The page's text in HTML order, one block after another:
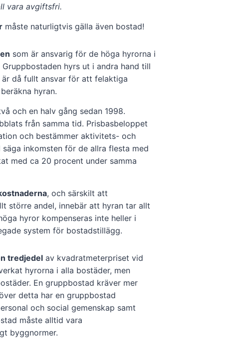
vara avgiftsfri.
måste naturligtvis gälla även bostad!
som är ansvarig för de höga hyrorna i
hyrs ut i andra hand till
är då fullt ansvar för att felaktiga
hyran.
och en halv gång sedan 1998.
från samma tid. Prisbasbeloppet
och bestämmer aktivitets- och
inkomsten för de allra flesta med
med ca 20 procent under samma
, och särskilt att
större andel, innebär att hyran tar allt
hyror kompenseras inte heller i
system för bostadstillägg.
tredjedel av kvadratmeterpriset vid
hyrorna i alla bostäder, men
En gruppbostad kräver mer
detta har en gruppbostad
och social gemenskap samt
måste alltid vara
byggnormer.